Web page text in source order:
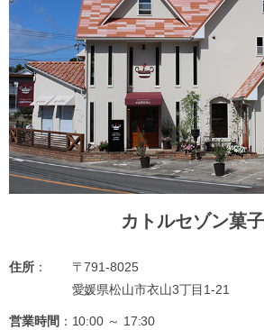
カトルセゾン菓
住所： 〒791-8025
愛媛県松山市衣山3丁目1-21
営業時間 ：10:00 ～ 17:30